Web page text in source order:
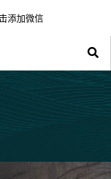
添加微信